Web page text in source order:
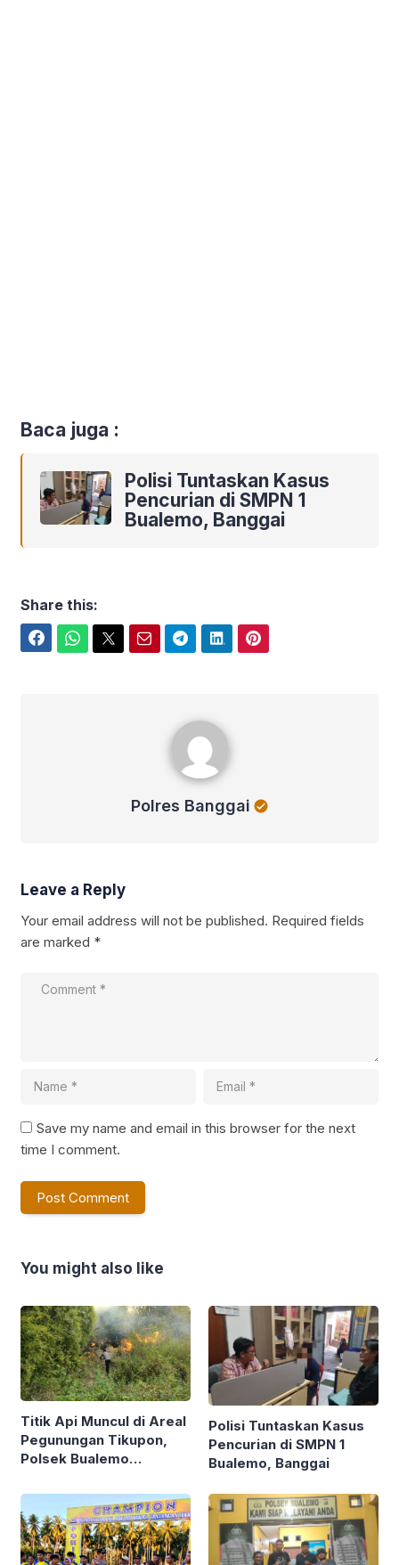
Baca juga :
Polisi Tuntaskan Kasus
Pencurian di SMPN 1
Bualemo, Banggai
Share this:
Polres Banggai
Leave a Reply
Your email address will not be published. Required fields
are marked *
Save my name and email in this browser for the next
time I comment.
You might also like
Titik Api Muncul di Areal
Pegunungan Tikupon,
Polsek Bualemo
Karhutla
Polisi Tuntaskan Kasus
Pencurian di SMPN 1
Bualemo, Banggai